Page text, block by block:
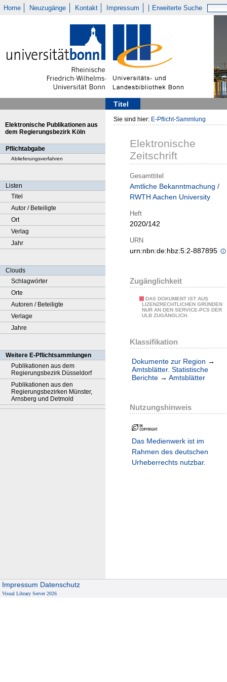
Home Neuzugänge Kontakt Impressum Erweiterte Suche
Titel
Elektronische Publikationen aus
dem Regierungsbezirk Köln
Pflichtabgabe
Ablieferungsverfahren
Listen
Titel
Autor / Beteiligte
Ort
Verlag
Jahr
Clouds
Schlagwörter
Orte
Autoren / Beteiligte
Verlage
Jahre
Weitere E-Pflichtsammlungen
Publikationen aus dem
Regierungsbezirk Düsseldorf
Publikationen aus den
Regierungsbezirken Münster,
Arnsberg und Detmold
Sie sind hier: E-Pflicht-Sammlung
Elektronische
Zeitschrift
Gesamttitel
Amtliche Bekanntmachung /
RWTH Aachen University
Heft
2020/142
URN
urn:nbn:de:hbz:5:2-887895
Zugänglichkeit
DAS DOKUMENT IST AUS
LIZENZRECHTLICHEN GRÜNDEN
NUR AN DEN SERVICE-PCS DER
ULB ZUGÄNGLICH.
Klassifikation
Dokumente zur Region →
Amtsblätter. Statistische
Berichte → Amtsblätter
Nutzungshinweis
Das Medienwerk ist im
Rahmen des deutschen
Urheberrechts nutzbar.
Impressum Datenschutz
Visual Library Server 2026